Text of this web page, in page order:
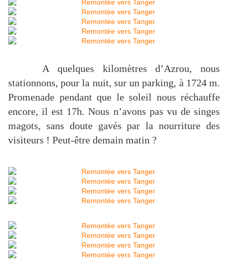
A quelques kilomètres d’Azrou, nous
stationnons, pour la nuit, sur un parking, à 1724 m.
Promenade pendant que le soleil nous réchauffe
encore, il est 17h. Nous n’avons pas vu de singes
magots, sans doute gavés par la nourriture des
visiteurs ! Peut-être demain matin ?